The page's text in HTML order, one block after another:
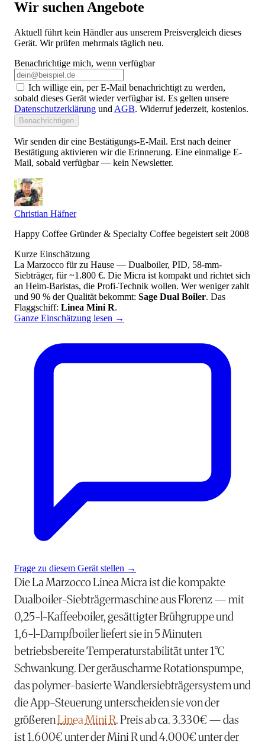
Wir suchen Angebote
Aktuell führt kein Händler aus unserem Preisvergleich dieses
Gerät. Wir prüfen mehrmals täglich neu.
Benachrichtige mich, wenn verfügbar
Ich willige ein, per E-Mail benachrichtigt zu werden,
sobald dieses Gerät wieder verfügbar ist. Es gelten unsere
Datenschutzerklärung und AGB. Widerruf jederzeit, kostenlos.
Benachrichtigen
Wir senden dir eine Bestätigungs-E-Mail. Erst nach deiner
Bestätigung aktivieren wir die Erinnerung. Eine einmalige E-
Mail, sobald verfügbar — kein Newsletter.
Christian Häfner
Happy Coffee Gründer & Specialty Coffee begeistert seit 2008
Kurze Einschätzung
La Marzocco für zu Hause — Dualboiler, PID, 58-mm-
Siebträger, für ~1.800 €. Die Micra ist kompakt und richtet sich
an Heim-Baristas, die Profi-Technik wollen. Wer weniger zahlt
und 90 % der Qualität bekommt: Sage Dual Boiler. Das
Flaggschiff: Linea Mini R.
Ganze Einschätzung lesen →
Frage zu diesem Gerät stellen →
Die La Marzocco Linea Micra ist die kompakte
Dualboiler-Siebträgermaschine aus Florenz — mit
0,25-l-Kaffeeboiler, gesättigter Brühgruppe und
1,6-l-Dampfboiler liefert sie in 5 Minuten
betriebsbereite Temperaturstabilität unter 1°C
Schwankung. Der geräuscharme Rotationspumpe,
das polymer-basierte Wandlersiebträgersystem und
die App-Steuerung unterscheiden sie von der
größerenLinea Mini R. Preis ab ca. 3.330€ — das
ist 1.600€ unter der Mini R und 4.000€ unter der